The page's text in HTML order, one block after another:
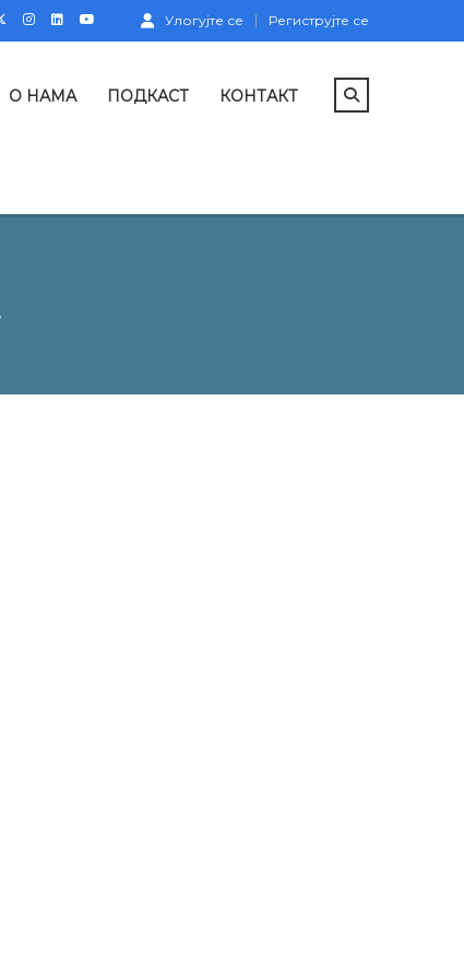
Улогујте се Региструјте се
О НАМА ПОДКАСТ КОНТАКТ